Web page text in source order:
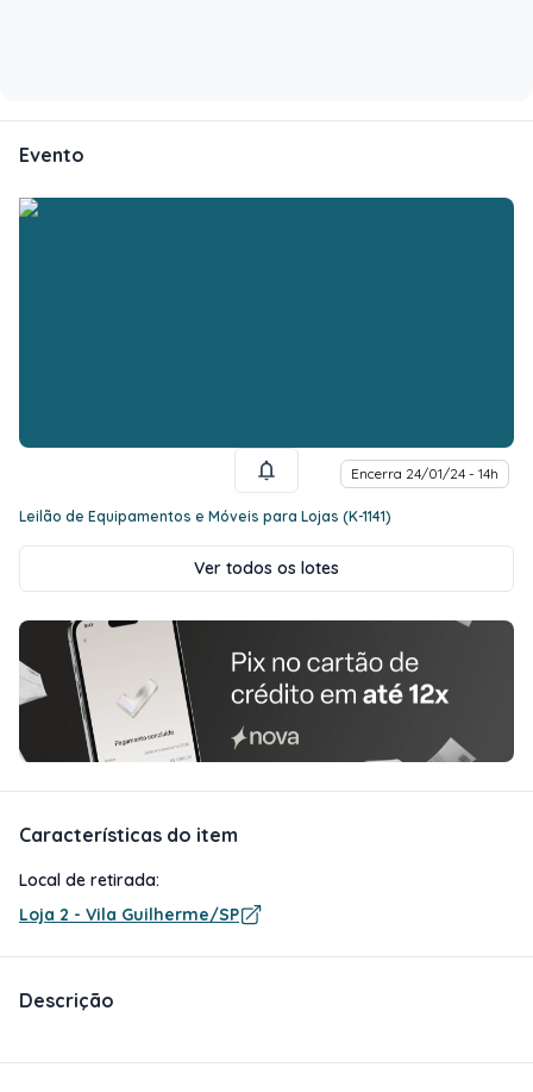
Evento
Encerra 24/01/24 - 14h
Leilão de Equipamentos e Móveis para Lojas (K-1141)
Ver todos os lotes
Características do item
Local de retirada:
Loja 2 - Vila Guilherme/SP
Descrição